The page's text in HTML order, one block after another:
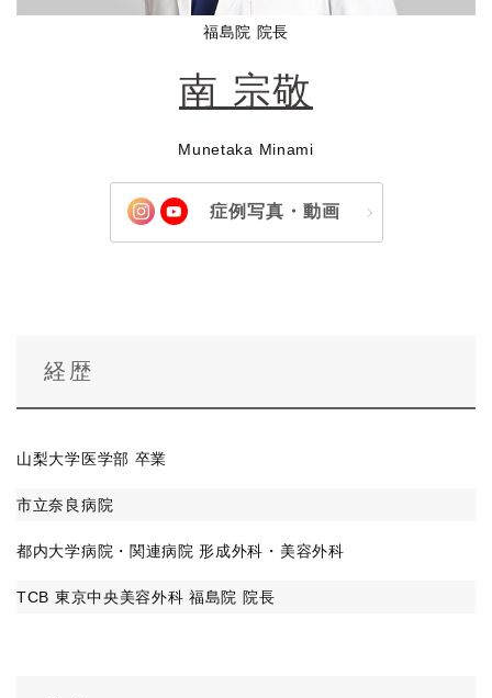
福島院 院長
南 宗敬
Munetaka Minami
症例写真・動画
経歴
山梨大学医学部 卒業
市立奈良病院
都内大学病院・関連病院 形成外科・美容外科
TCB 東京中央美容外科 福島院 院長